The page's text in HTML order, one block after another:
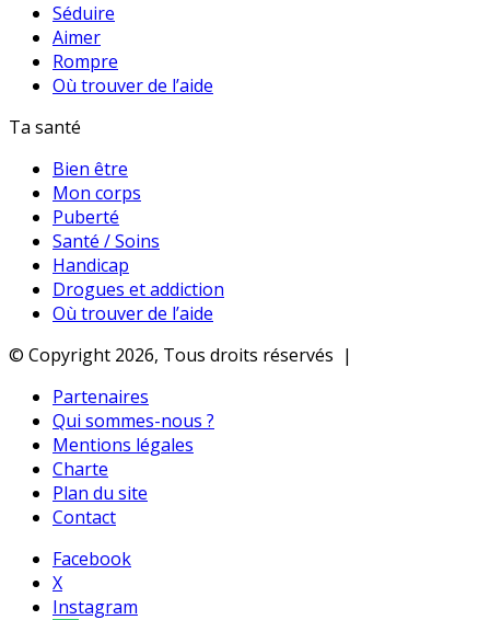
Séduire
Aimer
Rompre
Où trouver de l’aide
Ta santé
Bien être
Mon corps
Puberté
Santé / Soins
Handicap
Drogues et addiction
Où trouver de l’aide
© Copyright 2026, Tous droits réservés |
Partenaires
Qui sommes-nous ?
Mentions légales
Charte
Plan du site
Contact
Facebook
X
Instagram